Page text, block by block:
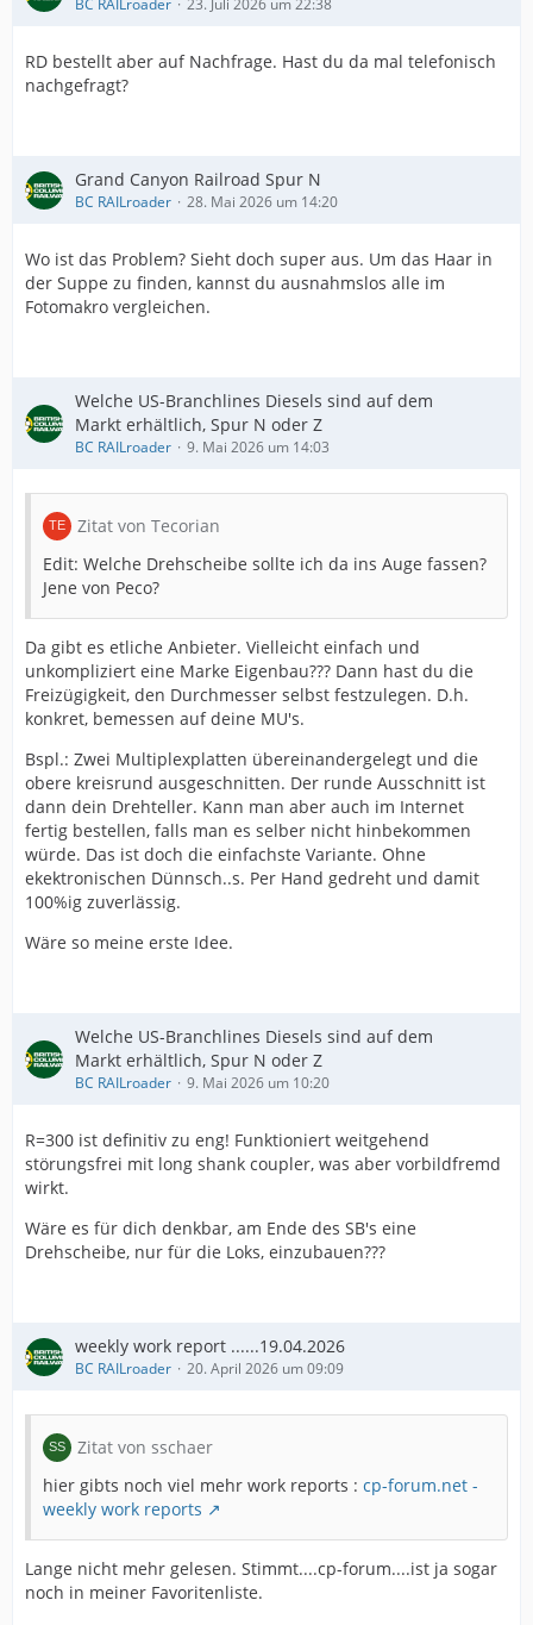
BC RAILroader 23. Juli 2026 um 22:38
RD bestellt aber auf Nachfrage. Hast du da mal telefonisch
nachgefragt?
Grand Canyon Railroad Spur N
BC RAILroader 28. Mai 2026 um 14:20
Wo ist das Problem? Sieht doch super aus. Um das Haar in
der Suppe zu finden, kannst du ausnahmslos alle im
Fotomakro vergleichen.
Welche US-Branchlines Diesels sind auf dem
Markt erhältlich, Spur N oder Z
BC RAILroader 9. Mai 2026 um 14:03
Zitat von Tecorian
Edit: Welche Drehscheibe sollte ich da ins Auge fassen?
Jene von Peco?
Da gibt es etliche Anbieter. Vielleicht einfach und
unkompliziert eine Marke Eigenbau??? Dann hast du die
Freizügigkeit, den Durchmesser selbst festzulegen. D.h.
konkret, bemessen auf deine MU's.
Bspl.: Zwei Multiplexplatten übereinandergelegt und die
obere kreisrund ausgeschnitten. Der runde Ausschnitt ist
dann dein Drehteller. Kann man aber auch im Internet
fertig bestellen, falls man es selber nicht hinbekommen
würde. Das ist doch die einfachste Variante. Ohne
ekektronischen Dünnsch..s. Per Hand gedreht und damit
100%ig zuverlässig.
Wäre so meine erste Idee.
Welche US-Branchlines Diesels sind auf dem
Markt erhältlich, Spur N oder Z
BC RAILroader 9. Mai 2026 um 10:20
R=300 ist definitiv zu eng! Funktioniert weitgehend
störungsfrei mit long shank coupler, was aber vorbildfremd
wirkt.
Wäre es für dich denkbar, am Ende des SB's eine
Drehscheibe, nur für die Loks, einzubauen???
weekly work report ......19.04.2026
BC RAILroader 20. April 2026 um 09:09
Zitat von sschaer
hier gibts noch viel mehr work reports : cp-forum.net -
weekly work reports
Lange nicht mehr gelesen. Stimmt....cp-forum....ist ja sogar
noch in meiner Favoritenliste.